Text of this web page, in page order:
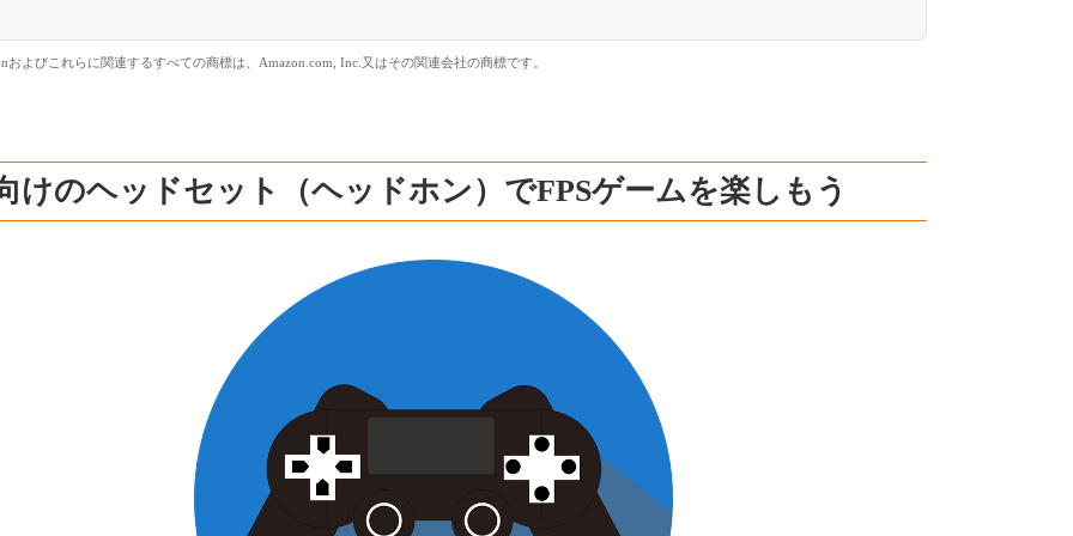
およびこれらに関連するすべての商標は、Amazon.com, Inc.又はその関連会社の商標です。
けのヘッドセット（ヘッドホン）でFPSゲームを楽しもう